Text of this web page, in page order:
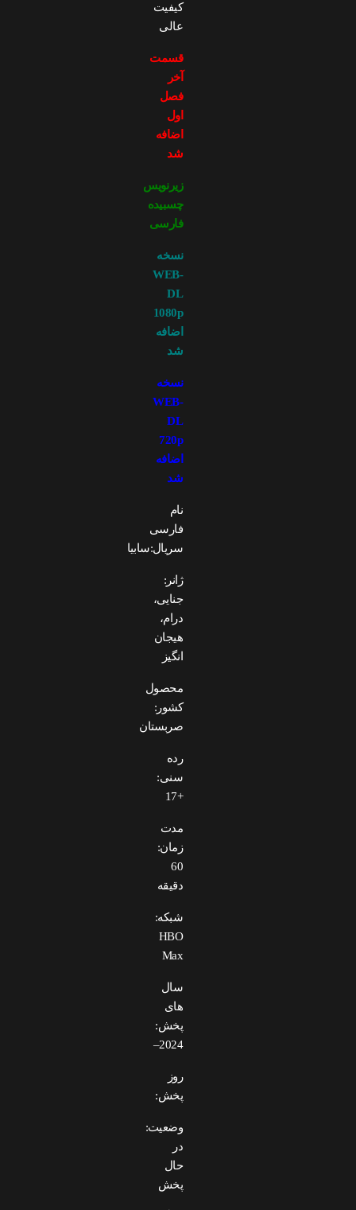
کیفیت
عالی
قسمت
آخر
فصل
اول
اضافه
شد
زیرنویس
چسبیده
فارسی
نسخه
WEB-
DL
1080p
اضافه
شد
نسخه
WEB-
DL
720p
اضافه
شد
نام
فارسی
سریال:سابیا
ژانر:
جنایی،
درام،
هیجان
انگیز
محصول
کشور:
صربستان
رده
سنی:
+17
مدت
زمان:
60
دقیقه
شبکه:
HBO
Max
سال
های
پخش:
2024–
روز
پخش:
وضعیت:
در
حال
پخش